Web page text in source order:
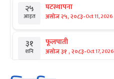
२५
आइत
घटस्थापना
असोज २५, २०८३-Oct 11, 2026
३१
शनि
फूलपाती
असोज ३१ , २०८३-Oct 17, 2026
कार्तिक सङ्क्रान्ति